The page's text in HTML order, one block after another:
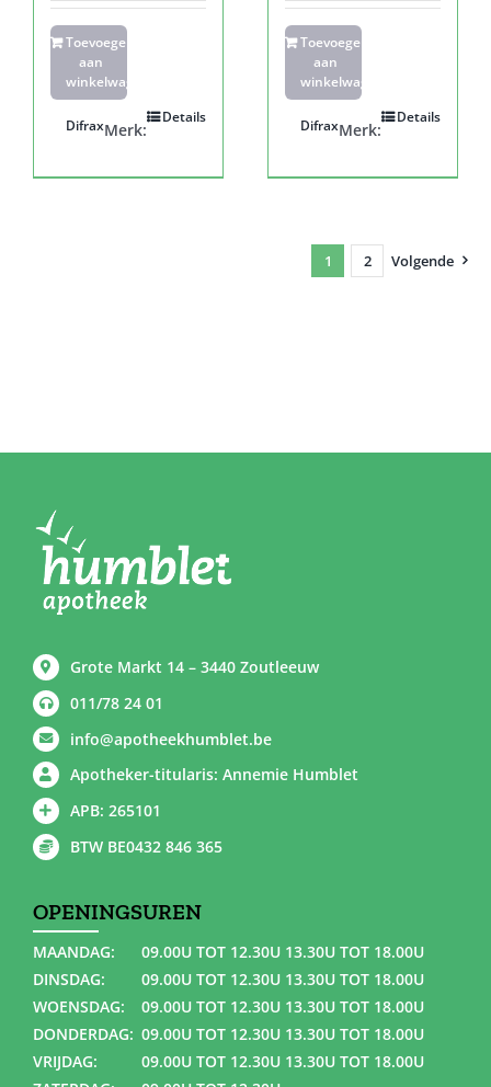
Toevoegen
aan
winkelwagen
Details
Merk:
Difrax
Toevoegen
aan
winkelwagen
Details
Merk:
Difrax
1 2 Volgende
Grote Markt 14 – 3440 Zoutleeuw
011/78 24 01
info@apotheekhumblet.be
Apotheker-titularis: Annemie Humblet
APB: 265101
BTW BE0432 846 365
OPENINGSUREN
MAANDAG:
09.00U TOT 12.30U 13.30U TOT 18.00U
DINSDAG:
09.00U TOT 12.30U 13.30U TOT 18.00U
WOENSDAG:
09.00U TOT 12.30U 13.30U TOT 18.00U
DONDERDAG: 09.00U TOT 12.30U 13.30U TOT 18.00U
VRIJDAG:
09.00U TOT 12.30U 13.30U TOT 18.00U